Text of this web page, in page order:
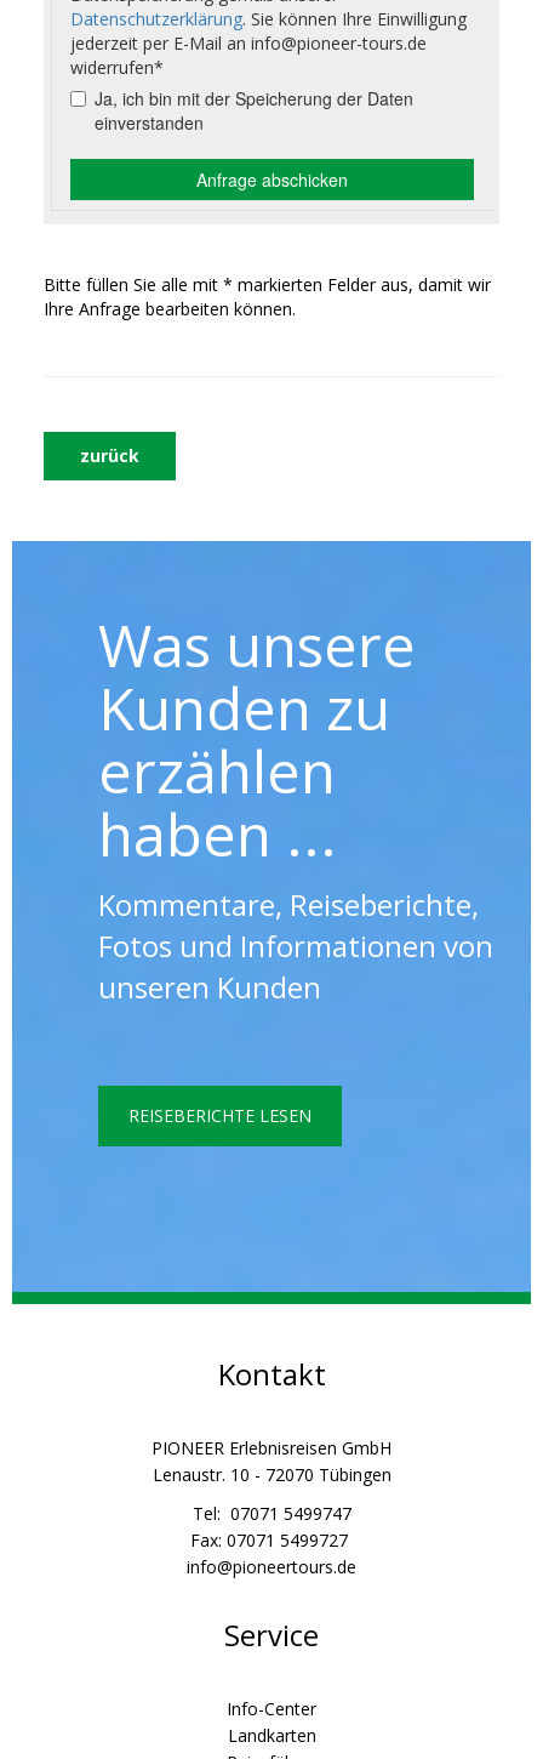
Bitte füllen Sie alle mit * markierten Felder aus, damit wir
Ihre Anfrage bearbeiten können.
zurück
Was unsere
Kunden zu
erzählen
haben ...
Kommentare, Reiseberichte,
Fotos und Informationen von
unseren Kunden
REISEBERICHTE LESEN
Kontakt
PIONEER Erlebnisreisen GmbH
Lenaustr. 10 - 72070 Tübingen
Tel: 07071 5499747
Fax: 07071 5499727
info@pioneertours.de
Service
Info-Center
Landkarten